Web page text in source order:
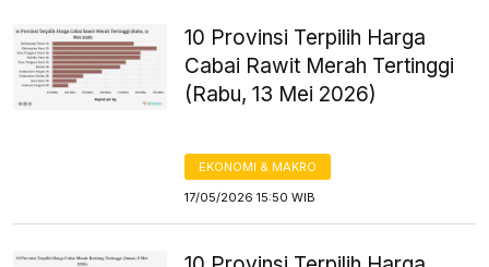
10 Provinsi Terpilih Harga
Cabai Rawit Merah Tertinggi
(Rabu, 13 Mei 2026)
EKONOMI & MAKRO
17/05/2026 15:50 WIB